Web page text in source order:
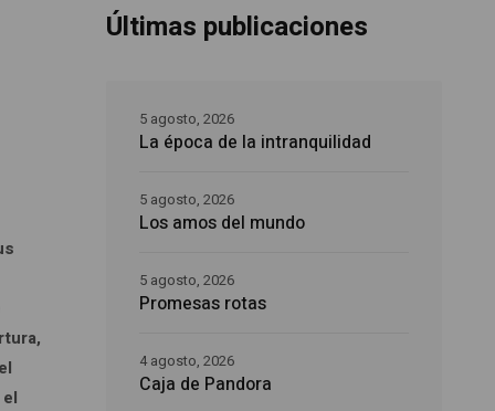
Últimas publicaciones
La época de la intranquilidad
5 agosto, 2026
Los amos del mundo
5 agosto, 2026
Promesas rotas
5 agosto, 2026
Caja de Pandora
4 agosto, 2026